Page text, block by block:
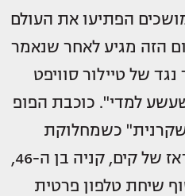
הפתיעו את העולם
הזה מגיע לאחר שנאמר
של טיילור סוויפט
למדי". כוכבת הפופ
ו"שקרנית" כשמחלוקת
ציבורית בינה לבין בעלה דאז של קים, קניה בן ה-46,
שיחת טלפון פרטית